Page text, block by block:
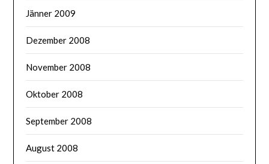
Jänner 2009
Dezember 2008
November 2008
Oktober 2008
September 2008
August 2008